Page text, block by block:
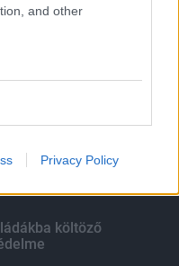
and other
Privacy Policy
az 5. blokk új
költöző